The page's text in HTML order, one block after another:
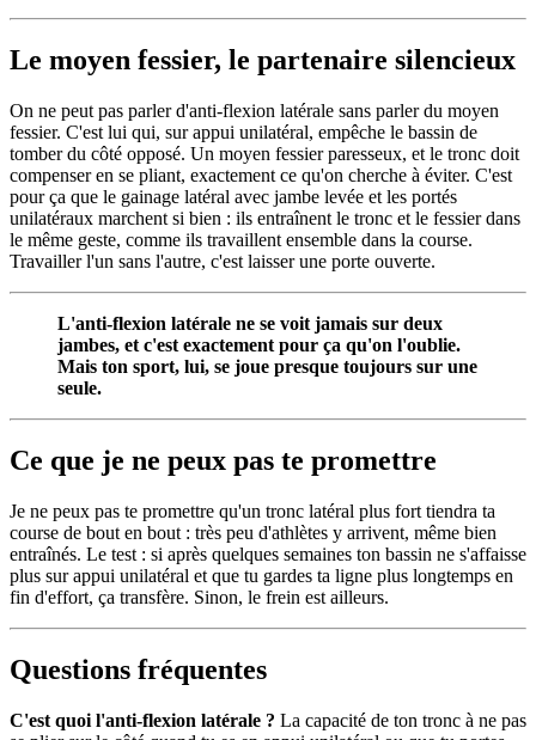
Le moyen fessier, le partenaire silencieux
On ne peut pas parler d'anti-flexion latérale sans parler du moyen
fessier. C'est lui qui, sur appui unilatéral, empêche le bassin de
tomber du côté opposé. Un moyen fessier paresseux, et le tronc doit
compenser en se pliant, exactement ce qu'on cherche à éviter. C'est
pour ça que le gainage latéral avec jambe levée et les portés
unilatéraux marchent si bien : ils entraînent le tronc et le fessier dans
le même geste, comme ils travaillent ensemble dans la course.
Travailler l'un sans l'autre, c'est laisser une porte ouverte.
L'anti-flexion latérale ne se voit jamais sur deux
jambes, et c'est exactement pour ça qu'on l'oublie.
Mais ton sport, lui, se joue presque toujours sur une
seule.
Ce que je ne peux pas te promettre
Je ne peux pas te promettre qu'un tronc latéral plus fort tiendra ta
course de bout en bout : très peu d'athlètes y arrivent, même bien
entraînés. Le test : si après quelques semaines ton bassin ne s'affaisse
plus sur appui unilatéral et que tu gardes ta ligne plus longtemps en
fin d'effort, ça transfère. Sinon, le frein est ailleurs.
Questions fréquentes
C'est quoi l'anti-flexion latérale ? La capacité de ton tronc à ne pas